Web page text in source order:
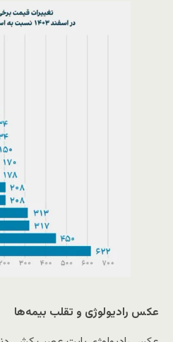
عکس رادیولوژی و تقلب بیمه‌ها